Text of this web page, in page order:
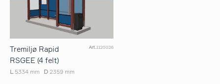
Tremiljø Rapid
RSGEE (4 felt)
Art.1120026
L 5334 mm D 2359 mm